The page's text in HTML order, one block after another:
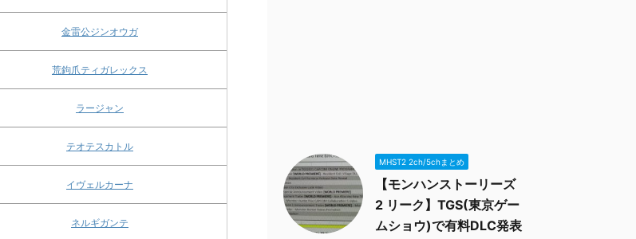
金雷公ジンオウガ
荒鉤爪ティガレックス
ラージャン
テオテスカトル
イヴェルカーナ
ネルギガンテ
MHST2 2ch/5chまとめ
【モンハンストーリーズ
2 リーク】TGS(東京ゲー
ムショウ)で有料DLC発表